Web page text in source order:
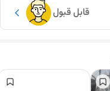
قابل قبول